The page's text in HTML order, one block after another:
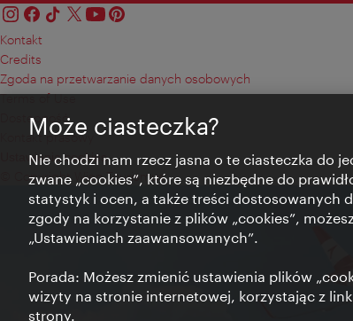
Kontakt
Credits
Zgoda na przetwarzanie danych osobowych
Terms of Use
Dostępność
Kontakt prasowy
Ustawienia cookies
© Copyright Wien Tourismus
Może ciasteczka?
Nie chodzi nam rzecz jasna o te ciasteczka do
zwane „cookies”, które są niezbędne do
statystyk i ocen, a także treści dostosowanych
zgody na korzystanie z plików „cookies”,
„Ustawieniach zaawansowanych”.
Porada: Możesz zmienić ustawienia plików
wizyty na stronie internetowej, korzystając z
strony.